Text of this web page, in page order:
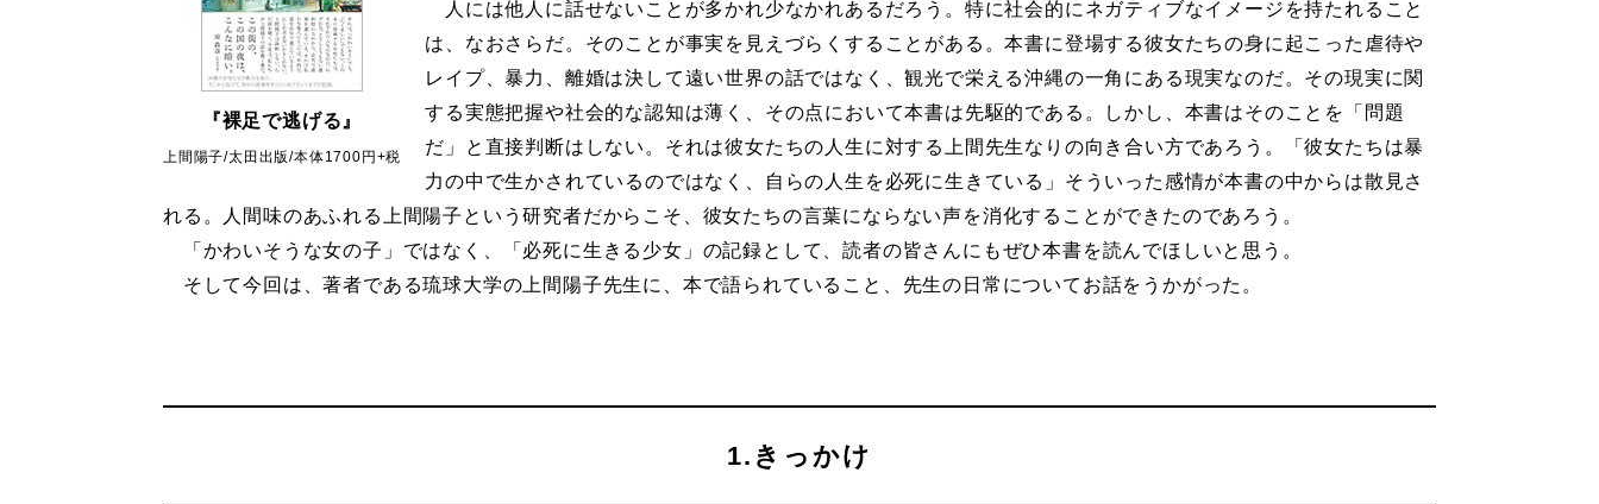
『裸足で逃げる』
上間陽子/太田出版/本体1700円+税
人には他人に話せないことが多かれ少なかれあるだろう。特に社会的にネガティブなイメージを持たれること
は、なおさらだ。そのことが事実を見えづらくすることがある。本書に登場する彼女たちの身に起こった虐待や
レイプ、暴力、離婚は決して遠い世界の話ではなく、観光で栄える沖縄の一角にある現実なのだ。その現実に関
する実態把握や社会的な認知は薄く、その点において本書は先駆的である。しかし、本書はそのことを「問題
だ」と直接判断はしない。それは彼女たちの人生に対する上間先生なりの向き合い方であろう。「彼女たちは暴
力の中で生かされているのではなく、自らの人生を必死に生きている」そういった感情が本書の中からは散見さ
れる。人間味のあふれる上間陽子という研究者だからこそ、彼女たちの言葉にならない声を消化することができたのであろう。
「かわいそうな女の子」ではなく、「必死に生きる少女」の記録として、読者の皆さんにもぜひ本書を読んでほしいと思う。
そして今回は、著者である琉球大学の上間陽子先生に、本で語られていること、先生の日常についてお話をうかがった。
1.きっかけ